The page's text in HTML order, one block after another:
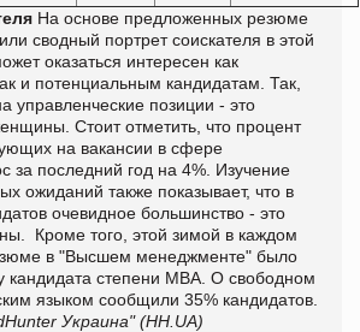
На основе предложенных резюме
сводный портрет соискателя в этой
оказаться интересен как
и потенциальным кандидатам. Так,
управленческие позиции - это
Стоит отметить, что процент
на вакансии в сфере
за последний год на 4%. Изучение
ожиданий также показывает, что в
очевидное большинство - это
Кроме того, этой зимой в каждом
в "Высшем менеджменте" было
кандидата степени MBA. О свободном
языком сообщили 35% кандидатов.
Украина" (HH.UA)